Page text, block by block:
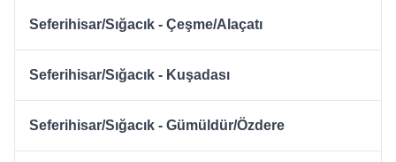
Seferihisar/Sığacık - Çeşme/Alaçatı
Seferihisar/Sığacık - Kuşadası
Seferihisar/Sığacık - Gümüldür/Özdere